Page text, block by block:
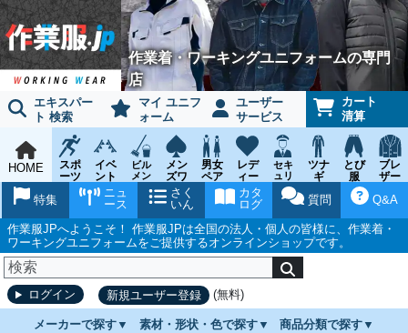
作業着・ワーキングユニフォームの専門
店
エキスパー
ト 検索
マイ ユニフ
ォーム
ユーザー
サービス
カート
清算
HOME
スポ
ーツ
ウェ
イベ
ント
チー
ム
ビル
メン
ンス
メン
ズワ
ーキ
ング
男女
ペア
レデ
ィー
ス
ワー
キン
グ
セキ
ュリ
ティ
ウェ
ツナ
ギ
とび
服
鳶作
業用
ブレ
ザー
ツ
Q&A
質問
カタ
ログ
さく
いん
ニュ
ース
特集
作業服JPへようこそ！ 作業服JPは全国の法人・個人の皆様に、作業着・
ワーキングユニフォームをご提供するオンラインショップです。
ログイン 新規ユーザー登録 (無料)
メーカーで探す 素材・形状・色で探す 商品分類で探す